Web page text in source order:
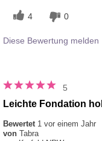
4 0
Diese Bewertung melden
5
Leichte Fondation
Bewertet 1 vor einem Jahr
von Tabra